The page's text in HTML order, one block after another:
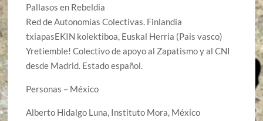
Pallasos en Rebeldia
Red de Autonomías Colectivas. Finlandia
txiapasEKIN kolektiboa, Euskal Herria (Pais vasco)
Yretiemble! Colectivo de apoyo al Zapatismo y al CNI
desde Madrid. Estado español.
Personas – México
Alberto Hidalgo Luna, Instituto Mora, México